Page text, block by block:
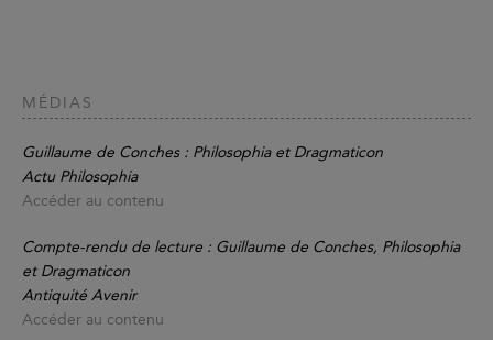
MÉDIAS
Guillaume de Conches : Philosophia et Dragmaticon
Actu Philosophia
Accéder au contenu
Compte-rendu de lecture : Guillaume de Conches, Philosophia
et Dragmaticon
Antiquité Avenir
Accéder au contenu